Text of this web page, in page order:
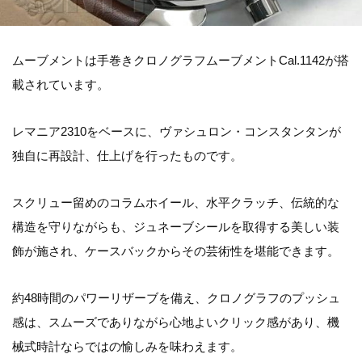
ムーブメントは手巻きクロノグラフムーブメントCal.1142が搭
載されています。
レマニア2310をベースに、ヴァシュロン・コンスタンタンが
独自に再設計、仕上げを行ったものです。
スクリュー留めのコラムホイール、水平クラッチ、伝統的な
構造を守りながらも、ジュネーブシールを取得する美しい装
飾が施され、ケースバックからその芸術性を堪能できます。
約48時間のパワーリザーブを備え、クロノグラフのプッシュ
感は、スムーズでありながら心地よいクリック感があり、機
械式時計ならではの愉しみを味わえます。